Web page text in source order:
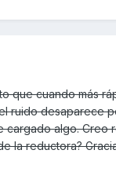
que cuando más
ruido desaparece
cargado algo. Creo
la reductora?